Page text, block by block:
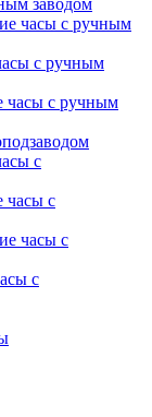
заводом
часы с ручным
с ручным
часы с ручным
с
часы с
часы с
с